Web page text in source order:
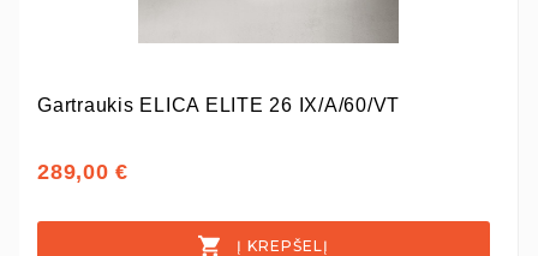
Gartraukis ELICA ELITE 26 IX/A/60/VT
289,00 €
Į KREPŠELĮ